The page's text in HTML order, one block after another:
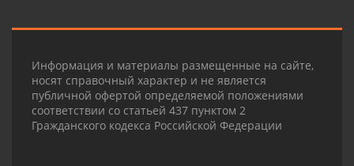
Информация и материалы размещенные на сайте,
носят справочный характер и не является
публичной офертой определяемой положениями
соответствии со статьей 437 пунктом 2
Гражданского кодекса Российской Федерации